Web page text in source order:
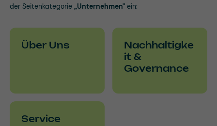
der Seitenkategorie „Unternehmen" ein:
Über Uns
Nachhaltigke
it &
Governance
Service